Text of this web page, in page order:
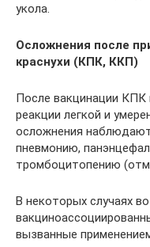
укола.
Осложнения после
краснухи (КПК, ККП)
После вакцинации
реакции легкой и
осложнения
пневмонию,
тромбоцитопению
В некоторых случаях
вызванные